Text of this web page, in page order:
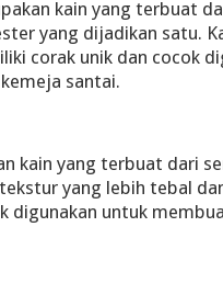
kain yang terbuat
yang dijadikan satu.
corak unik dan cocok
santai.
kain yang terbuat dari
yang lebih tebal
digunakan untuk